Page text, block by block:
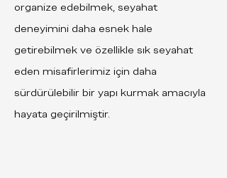
organize edebilmek, seyahat
deneyimini daha esnek hale
getirebilmek ve özellikle sık seyahat
eden misafirlerimiz için daha
sürdürülebilir bir yapı kurmak amacıyla
hayata geçirilmiştir.